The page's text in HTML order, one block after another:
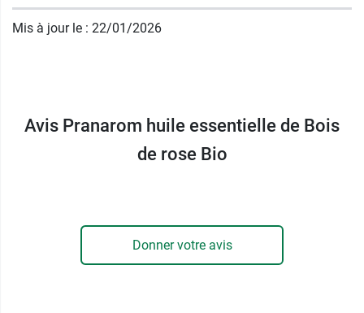
massages une fois mélangée à de l’huile
Elle est surtout plébiscitée comme étant un
régénérant tissulaire
qu’on la retrouve dans un grand nombre de
Ces exemples ne sont pas des prescriptions
médicales, si cette huile doit être utilisée dans un
but thérapeutique, il est vivement conseillé de
Mis à jour le : 22/01/2026
Avis Pranarom huile essentielle de Bois
de rose Bio
Donner votre avis